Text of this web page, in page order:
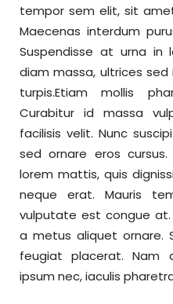
tempor sem elit, sit
Maecenas interdum
Suspendisse at urna in
diam massa, ultrices
turpis.Etiam mollis
Curabitur id massa
facilisis velit. Nunc
sed ornare eros
lorem mattis, quis
neque erat. Mauris
vulputate est congue at.
a metus aliquet ornare.
feugiat placerat. Nam
ipsum nec, iaculis